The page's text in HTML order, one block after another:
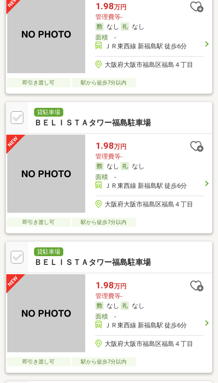
1.98万円
管理費等-
なし
なし
面積-
ＪＲ東西線 新福島駅 徒歩6分
大阪府大阪市福島区福島４丁目
即引き渡し可 駅から徒歩7分以内
貸駐車場
ＢＥＬＩＳＴＡタワー福島駐車場
1.98万円
管理費等-
なし
なし
面積-
ＪＲ東西線 新福島駅 徒歩6分
大阪府大阪市福島区福島４丁目
即引き渡し可 駅から徒歩7分以内
貸駐車場
ＢＥＬＩＳＴＡタワー福島駐車場
1.98万円
管理費等-
なし
なし
面積-
ＪＲ東西線 新福島駅 徒歩6分
大阪府大阪市福島区福島４丁目
即引き渡し可 駅から徒歩7分以内